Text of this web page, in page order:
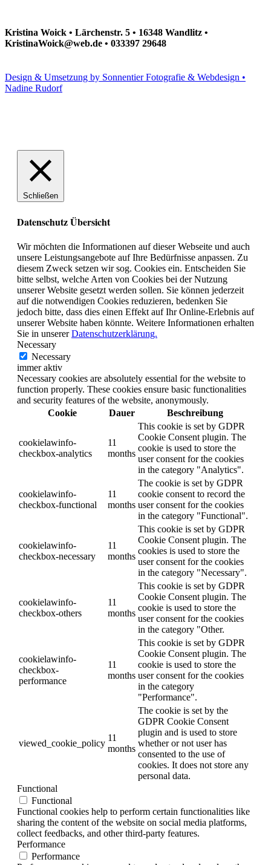
Kristina Woick • Lärchenstr. 5 • 16348 Wandlitz •
KristinaWoick@web.de • 033397 29648
Design & Umsetzung by Sonnentier Fotografie & Webdesign •
Nadine Rudorf
Schließen
Datenschutz Übersicht
Wir möchten die Informationen auf dieser Webseite und auch
unsere Leistungsangebote auf Ihre Bedürfnisse anpassen. Zu
diesem Zweck setzen wir sog. Cookies ein. Entscheiden Sie
bitte selbst, welche Arten von Cookies bei der Nutzung
unserer Website gesetzt werden sollen. Sie können jederzeit
auf die notwendigen Cookies reduzieren, bedenken Sie
jedoch bitte, dass dies einen Effekt auf Ihr Online-Erlebnis auf
unserer Website haben könnte. Weitere Informationen erhalten
Sie in unsererDatenschutzerklärung.
Necessary
Necessary
immer aktiv
Necessary cookies are absolutely essential for the website to
function properly. These cookies ensure basic functionalities
and security features of the website, anonymously.
Cookie
Dauer Beschreibung
cookielawinfo-
checkbox-analytics
11
months
This cookie is set by GDPR
Cookie Consent plugin. The
cookie is used to store the
user consent for the cookies
in the category "Analytics".
cookielawinfo-
checkbox-functional
11
months
The cookie is set by GDPR
cookie consent to record the
user consent for the cookies
in the category "Functional".
cookielawinfo-
checkbox-necessary
11
months
This cookie is set by GDPR
Cookie Consent plugin. The
cookies is used to store the
user consent for the cookies
in the category "Necessary".
cookielawinfo-
checkbox-others
11
months
This cookie is set by GDPR
Cookie Consent plugin. The
cookie is used to store the
user consent for the cookies
in the category "Other.
cookielawinfo-
checkbox-
performance
11
months
This cookie is set by GDPR
Cookie Consent plugin. The
cookie is used to store the
user consent for the cookies
in the category
"Performance".
viewed_cookie_policy
11
months
The cookie is set by the
GDPR Cookie Consent
plugin and is used to store
whether or not user has
consented to the use of
cookies. It does not store any
personal data.
Functional
Functional
Functional cookies help to perform certain functionalities like
sharing the content of the website on social media platforms,
collect feedbacks, and other third-party features.
Performance
Performance